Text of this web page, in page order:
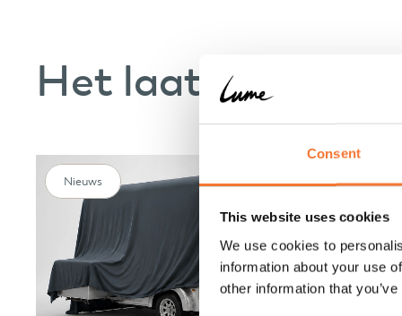
Consent
This website uses cookies
We use cookies to
information about your use
other information that
Het laatste
Nieuws